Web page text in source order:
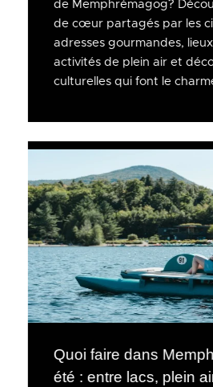
de Memphrémagog?
de cœur partagés par les
adresses gourmandes,
activités de plein air et
culturelles qui font le
Quoi faire dans
été : entre lacs, plein